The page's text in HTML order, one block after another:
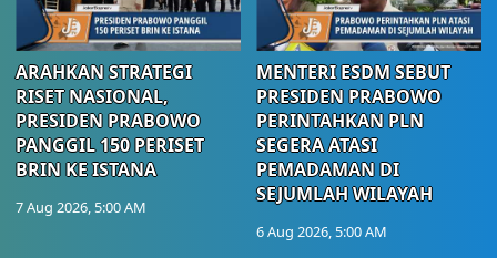
ARAHKAN STRATEGI
RISET NASIONAL,
PRESIDEN PRABOWO
PANGGIL 150 PERISET
BRIN KE ISTANA
7 Aug 2026, 5:00 AM
MENTERI ESDM SEBUT
PRESIDEN PRABOWO
PERINTAHKAN PLN
SEGERA ATASI
PEMADAMAN DI
SEJUMLAH WILAYAH
6 Aug 2026, 5:00 AM